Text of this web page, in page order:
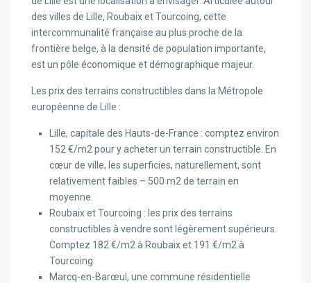
des villes de Lille, Roubaix et Tourcoing, cette
intercommunalité française au plus proche de la
frontière belge, à la densité de population importante,
est un pôle économique et démographique majeur.
Les prix des terrains constructibles dans la Métropole
européenne de Lille :
Lille, capitale des Hauts-de-France : comptez environ
152 €/m2 pour y acheter un terrain constructible. En
cœur de ville, les superficies, naturellement, sont
relativement faibles – 500 m2 de terrain en
moyenne.
Roubaix et Tourcoing : les prix des terrains
constructibles à vendre sont légèrement supérieurs.
Comptez 182 €/m2 à Roubaix et 191 €/m2 à
Tourcoing.
Marcq-en-Barœul, une commune résidentielle